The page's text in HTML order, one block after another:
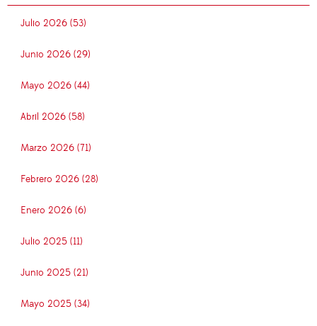
Julio 2026 (53)
Junio 2026 (29)
Mayo 2026 (44)
Abril 2026 (58)
Marzo 2026 (71)
Febrero 2026 (28)
Enero 2026 (6)
Julio 2025 (11)
Junio 2025 (21)
Mayo 2025 (34)